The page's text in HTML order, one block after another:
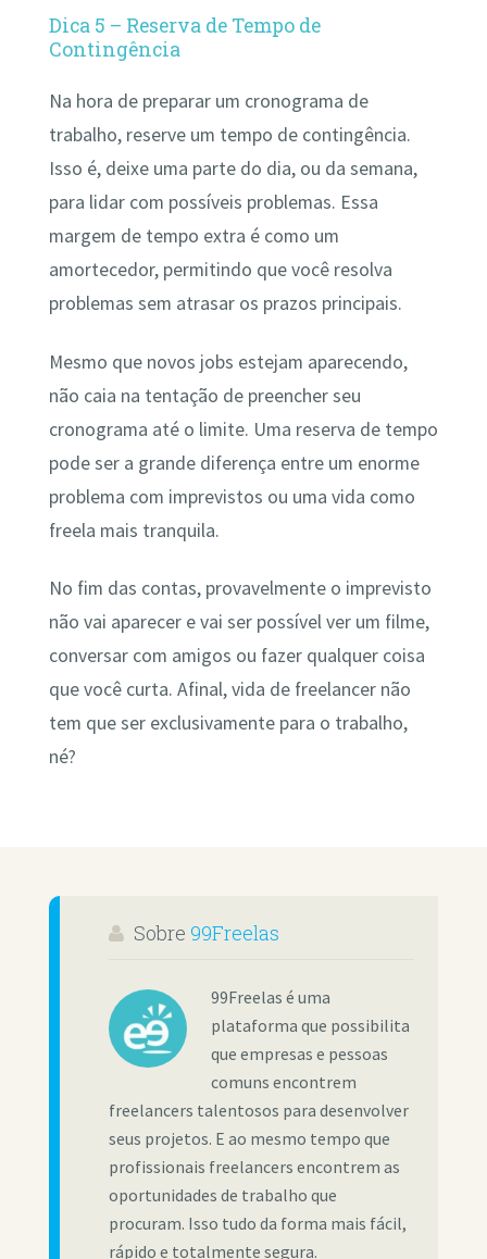
Dica 5 – Reserva de Tempo de
Contingência
Na hora de preparar um cronograma de
trabalho, reserve um tempo de contingência.
Isso é, deixe uma parte do dia, ou da semana,
para lidar com possíveis problemas. Essa
margem de tempo extra é como um
amortecedor, permitindo que você resolva
problemas sem atrasar os prazos principais.
Mesmo que novos jobs estejam aparecendo,
não caia na tentação de preencher seu
cronograma até o limite. Uma reserva de tempo
pode ser a grande diferença entre um enorme
problema com imprevistos ou uma vida como
freela mais tranquila.
No fim das contas, provavelmente o imprevisto
não vai aparecer e vai ser possível ver um filme,
conversar com amigos ou fazer qualquer coisa
que você curta. Afinal, vida de freelancer não
tem que ser exclusivamente para o trabalho,
né?
Sobre 99Freelas
99Freelas é uma
plataforma que possibilita
que empresas e pessoas
comuns encontrem
freelancers talentosos para desenvolver
seus projetos. E ao mesmo tempo que
profissionais freelancers encontrem as
oportunidades de trabalho que
procuram. Isso tudo da forma mais fácil,
rápido e totalmente segura.